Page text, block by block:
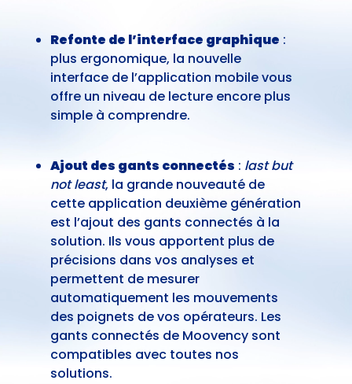
Refonte de l’interface graphique :
plus ergonomique, la nouvelle
interface de l’application mobile vous
offre un niveau de lecture encore plus
simple à comprendre.
Ajout des gants connectés : last but
not least, la grande nouveauté de
cette application deuxième génération
est l’ajout des gants connectés à la
solution. Ils vous apportent plus de
précisions dans vos analyses et
permettent de mesurer
automatiquement les mouvements
des poignets de vos opérateurs. Les
gants connectés de Moovency sont
compatibles avec toutes nos
solutions.